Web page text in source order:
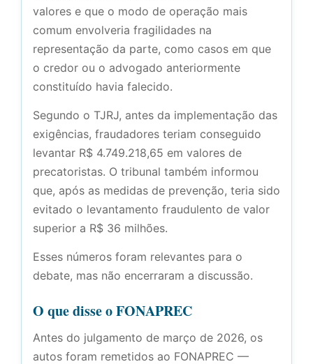
valores e que o modo de operação mais
comum envolveria fragilidades na
representação da parte, como casos em que
o credor ou o advogado anteriormente
constituído havia falecido.
Segundo o TJRJ, antes da implementação das
exigências, fraudadores teriam conseguido
levantar R$ 4.749.218,65 em valores de
precatoristas. O tribunal também informou
que, após as medidas de prevenção, teria sido
evitado o levantamento fraudulento de valor
superior a R$ 36 milhões.
Esses números foram relevantes para o
debate, mas não encerraram a discussão.
O que disse o FONAPREC
Antes do julgamento de março de 2026, os
autos foram remetidos ao FONAPREC —